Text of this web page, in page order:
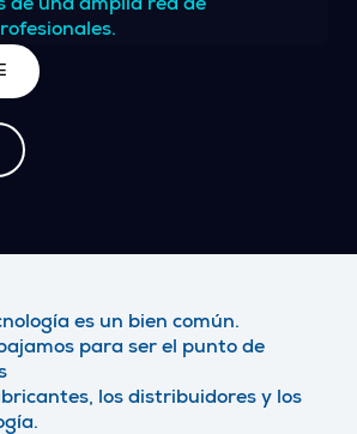
de una amplia red de
es un bien común.
para ser el punto de
los distribuidores y los